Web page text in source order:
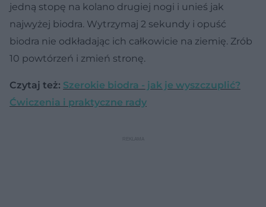
jedną stopę na kolano drugiej nogi i unieś jak
najwyżej biodra. Wytrzymaj 2 sekundy i opuść
biodra nie odkładając ich całkowicie na ziemię. Zrób
10 powtórzeń i zmień stronę.
Czytaj też: Szerokie biodra - jak je wyszczuplić?
Ćwiczenia i praktyczne rady